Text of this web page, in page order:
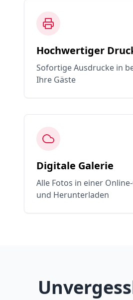
Hochwertiger
Sofortige Ausdrucke in
Ihre Gäste
Digitale Galerie
Alle Fotos in einer
und Herunterladen